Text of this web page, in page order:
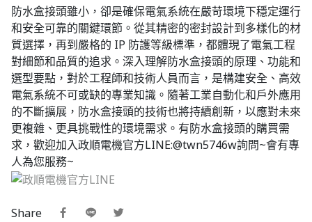
防水盒接頭雖小，卻是確保電氣系統在嚴苛環境下穩定運行
和安全可靠的關鍵環節。從其精密的密封設計到多樣化的材
質選擇，再到嚴格的 IP 防護等級標準，都體現了電氣工程
對細節和品質的追求。深入理解防水盒接頭的原理、功能和
選型要點，對於工程師和技術人員而言，是構建安全、高效
電氣系統不可或缺的專業知識。隨著工業自動化和戶外應用
的不斷擴展，防水盒接頭的技術也將持續創新，以應對未來
更複雜、更具挑戰性的環境需求。有防水盒接頭的購買需
求，歡迎加入政順電機官方LINE:@twn5746w詢問~會有專
人為您服務~
Share